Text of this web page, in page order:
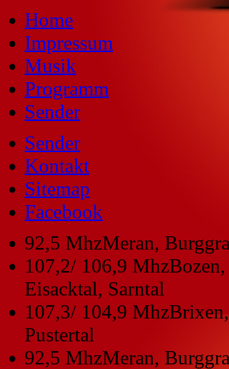
Home
Impressum
Musik
Programm
Sender
Sender
Kontakt
Sitemap
Facebook
92,5 MhzMeran,
107,2/ 106,9 Mhz
Eisacktal, Sarntal
107,3/ 104,9 Mhz
Pustertal
92,5 MhzMeran,